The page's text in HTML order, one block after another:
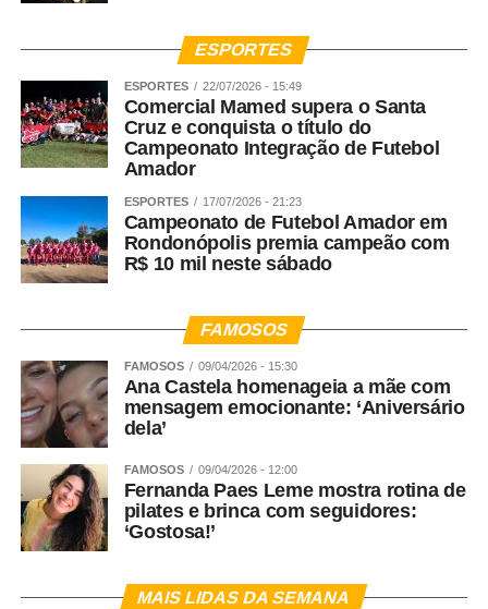
ESPORTES
ESPORTES 22/07/2026 - 15:49
Comercial Mamed supera o Santa
Cruz e conquista o título do
Campeonato Integração de Futebol
Amador
ESPORTES 17/07/2026 - 21:23
Campeonato de Futebol Amador em
Rondonópolis premia campeão com
R$ 10 mil neste sábado
FAMOSOS
FAMOSOS 09/04/2026 - 15:30
Ana Castela homenageia a mãe com
mensagem emocionante: ‘Aniversário
dela’
FAMOSOS 09/04/2026 - 12:00
Fernanda Paes Leme mostra rotina de
pilates e brinca com seguidores:
‘Gostosa!’
MAIS LIDAS DA SEMANA